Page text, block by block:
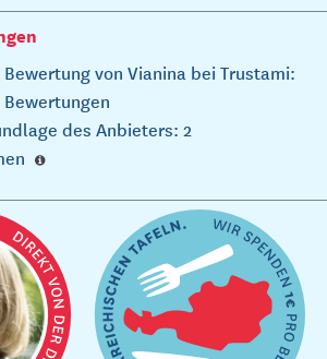
von Vianina bei Trustami:
Bewertungen
des Anbieters: 2